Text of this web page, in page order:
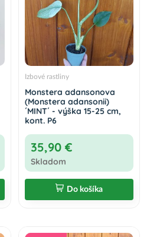
Izbové rastliny
Monstera adansonova
(Monstera adansonii)
´MINT´ - výška 15-25 cm,
kont. P6
35,90 €
Skladom
Do košíka